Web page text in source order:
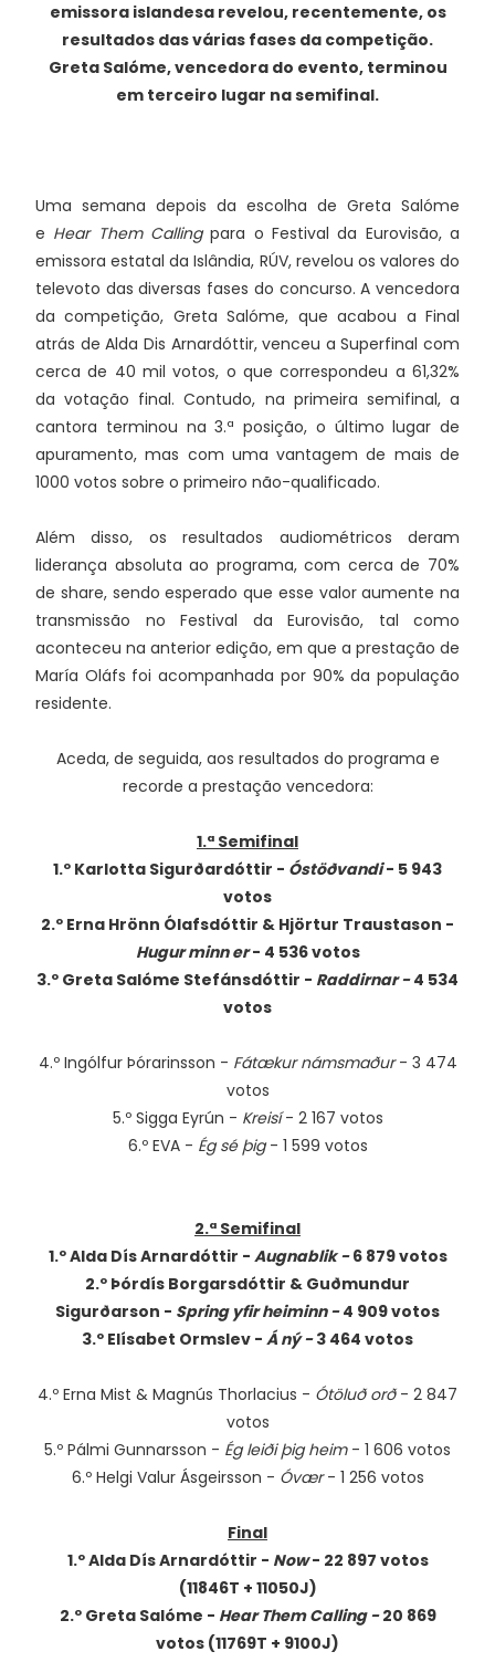
emissora islandesa revelou, recentemente, os
resultados das várias fases da competição.
Greta Salóme, vencedora do evento, terminou
em terceiro lugar na semifinal.
Uma semana depois da escolha de Greta Salóme
e Hear Them Callingpara o Festival da Eurovisão, a
emissora estatal da Islândia, RÚV, revelou os valores do
televoto das diversas fases do concurso. A vencedora
da competição, Greta Salóme, que acabou a Final
atrás de Alda Dis Arnardóttir, venceu a Superfinal com
cerca de 40 mil votos, o que correspondeu a 61,32%
da votação final. Contudo, na primeira semifinal, a
cantora terminou na 3.ª posição, o último lugar de
apuramento, mas com uma vantagem de mais de
1000 votos sobre o primeiro não-qualificado.
Além disso, os resultados audiométricos deram
liderança absoluta ao programa, com cerca de 70%
de share, sendo esperado que esse valor aumente na
transmissão no Festival da Eurovisão, tal como
aconteceu na anterior edição, em que a prestação de
María Oláfs foi acompanhada por 90% da população
residente.
Aceda, de seguida, aos resultados do programa e
recorde a prestação vencedora:
1.ª Semifinal
1.º Karlotta Sigurðardóttir - Óstöðvandi- 5 943
votos
2.º Erna Hrönn Ólafsdóttir & Hjörtur Traustason -
Hugur minn er- 4 536 votos
3.º Greta Salóme Stefánsdóttir - Raddirnar -4 534
votos
4.º Ingólfur Þórarinsson - Fátækur námsmaður- 3 474
votos
5.º Sigga Eyrún - Kreisí- 2 167 votos
6.º EVA - Ég sé þig- 1 599 votos
2.ª Semifinal
1.º Alda Dís Arnardóttir - Augnablik -6 879 votos
2.º Þórdís Borgarsdóttir & Guðmundur
Sigurðarson - Spring yfir heiminn -4 909 votos
3.º Elísabet Ormslev - Á ný -3 464 votos
4.º Erna Mist & Magnús Thorlacius - Ótöluð orð - 2 847
votos
5.º Pálmi Gunnarsson - Ég leiði þig heim- 1 606 votos
6.º Helgi Valur Ásgeirsson - Óvær- 1 256 votos
Final
1.º Alda Dís Arnardóttir - Now- 22 897 votos
(11846T + 11050J)
2.º Greta Salóme - Hear Them Calling -20 869
votos (11769T + 9100J)